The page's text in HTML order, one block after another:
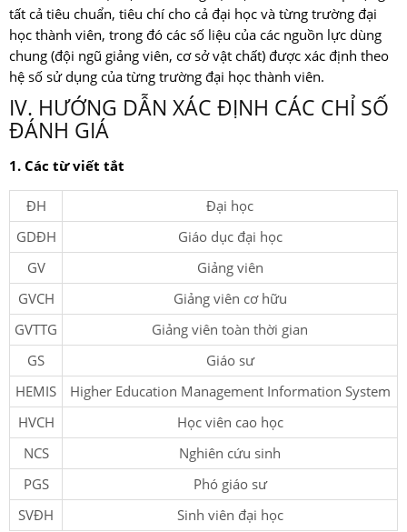
tất cả tiêu chuẩn, tiêu chí cho cả đại học và từng trường đại
học thành viên, trong đó các số liệu của các nguồn lực dùng
chung (đội ngũ giảng viên, cơ sở vật chất) được xác định theo
hệ số sử dụng của từng trường đại học thành viên.
IV. HƯỚNG DẪN XÁC ĐỊNH CÁC CHỈ SỐ
ĐÁNH GIÁ
1. Các từ viết tắt
ĐH
Đại học
GDĐH
Giáo dục đại học
GV
Giảng viên
GVCH
Giảng viên cơ hữu
GVTTG
Giảng viên toàn thời gian
GS
Giáo sư
HEMIS
Higher Education Management Information System
HVCH
Học viên cao học
NCS
Nghiên cứu sinh
PGS
Phó giáo sư
SVĐH
Sinh viên đại học